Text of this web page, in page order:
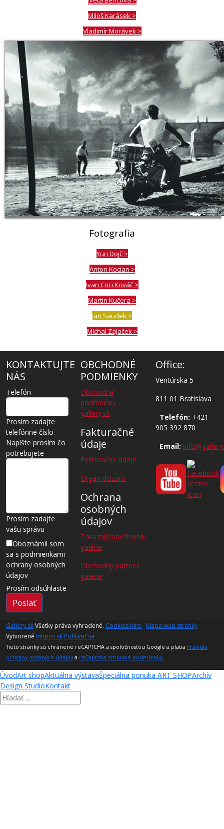
Miloš Karásek >
Vladimír Morávek >
Fotografia
Yuri Dojč >
Anton Kocian >
Ivan Coci Kováč >
Martin Kučera >
Jan Saudek >
Michal Zajaček >
KONTAKTUJTE
NÁS
Telefón
Prosím zadajte
telefónne číslo
Napíšte prosím čo
potrebujete
Prosím zadajte
vašu správu
Oboznámil som
sa s podmienkami
ochrany osobných
údajov
Prosím odsúhlaste
Poslať
OBCHODNÉ
PODMIENKY
Obchodné
podmeinky
gallery.sk
Fakturačné
údaje
Fakturačné údaje
Orgán dozoru
Ochrana
osobných
údajov
Zákazník/návštevník
galérie
Obchodný partner
galérie
Office:
Ventúrska 5
811 01 Bratislava
Telefón: +421
905 392 870
Email:
Gallery.skVšetky práva vyhradené. Cookies info. Mapa web stránky
Vytvorené Initpro.sk Prihlásiť sa
Tieto stránky sú chránené reCAPTCHA a spoločnosťou Google a platia Pravidlá
ochrany osobných údajova reCaptcha zmluvné podmienky.
ÚvodArt shopAktuálna výstavaŠpeciálna ponuka ART SHOPArchív
Design StudioKontakt